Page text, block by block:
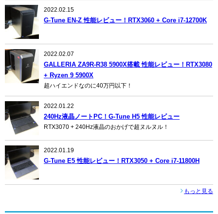
2022.02.15
G-Tune EN-Z 性能レビュー！RTX3060 + Core i7-12700K
2022.02.07
GALLERIA ZA9R-R38 5900X搭載 性能レビュー！RTX3080
+ Ryzen 9 5900X
超ハイエンドなのに40万円以下！
2022.01.22
240Hz液晶ノートPC！G-Tune H5 性能レビュー
RTX3070 + 240Hz液晶のおかげで超ヌルヌル！
2022.01.19
G-Tune E5 性能レビュー！RTX3050 + Core i7-11800H
もっと見る